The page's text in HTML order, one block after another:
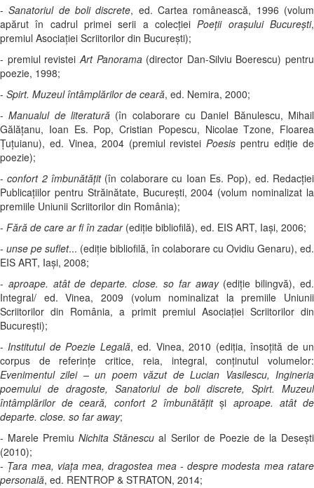
-Sanatoriul de boli discrete, ed. Cartea românească, 1996 (volum
apărut în cadrul primei serii a colecţieiPoeţii oraşului Bucureşti,
premiul Asociaţiei Scriitorilor din Bucureşti);
- premiul revisteiArt Panorama(director Dan-Silviu Boerescu) pentru
poezie, 1998;
- Spirt. Muzeul întâmplărilor de ceară, ed. Nemira, 2000;
-Manualul de literatură (în colaborare cu Daniel Bănulescu, Mihail
Gălăţanu, Ioan Es. Pop, Cristian Popescu, Nicolae Tzone, Floarea
Ţuţuianu), ed. Vinea, 2004 (premiul revisteiPoesispentru ediţie de
poezie);
-confort 2 îmbunătățit (în colaborare cu Ioan Es. Pop), ed. Redacţiei
Publicaţiilor pentru Străinătate, Bucureşti, 2004 (volum nominalizat la
premiile Uniunii Scriitorilor din România);
- Fără de care ar fi în zadar(ediţie bibliofilă), ed. EIS ART, Iaşi, 2006;
- unse pe suflet... (ediţie bibliofilă, în colaborare cu Ovidiu Genaru), ed.
EIS ART, Iaşi, 2008;
- aproape. atât de departe. close. so far away (ediţie bilingvă), ed.
Integral/ ed. Vinea, 2009 (volum nominalizat la premiile Uniunii
Scriitorilor din România, a primit premiul Asociației Scriitorilor din
București);
- Institutul de Poezie Legală, ed. Vinea, 2010 (ediția, însoțită de un
corpus de referințe critice, reia, integral, conținutul volumelor:
Evenimentul zilei – un poem văzut de Lucian Vasilescu, Ingineria
poemului de dragoste, Sanatoriul de boli discrete, Spirt. Muzeul
întâmplărilor de ceară, confort 2 îmbunătăţitși aproape. atât de
departe. close. so far away;
- Marele PremiuNichita Stănescu al Serilor de Poezie de la Desești
(2010);
- Ţara mea, viaţa mea, dragostea mea - despre modesta mea ratare
personală, ed. RENTROP & STRATON, 2014;